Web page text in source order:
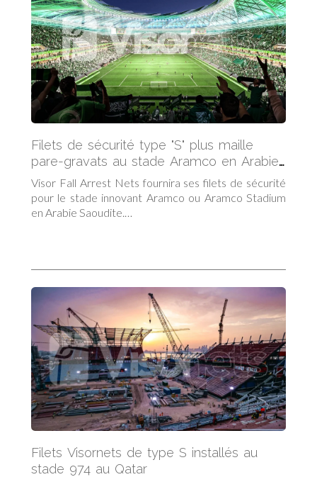
Filets de sécurité type "S" plus maille
pare-gravats au stade Aramco en Arabie
Saoudite
Visor Fall Arrest Nets fournira ses filets de sécurité
pour le stade innovant Aramco ou Aramco Stadium
en Arabie Saoudite.…
Filets Visornets de type S installés au
stade 974 au Qatar